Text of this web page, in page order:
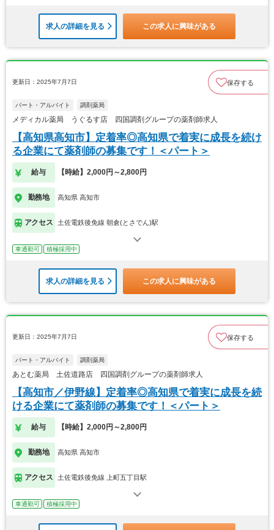
求人の詳細を見る この求人に興味がある
更新日：2025年7月7日 保存する
パート・アルバイト 調剤薬局
メディカル薬局 うぐるす店 四国調剤グループの薬剤師求人
【高知県高知市】定着率◎高知県で着実に成長を続け
る企業にて薬剤師の募集です！＜パート＞
給与 【時給】2,000円～2,800円
勤務地 高知県 高知市
アクセス 土佐電鉄後免線 朝倉(とさでん)駅
車通勤可 積極採用中
求人の詳細を見る この求人に興味がある
更新日：2025年7月7日 保存する
パート・アルバイト 調剤薬局
あとむ薬局 土佐道路店 四国調剤グループの薬剤師求人
【高知市／伊野線】定着率◎高知県で着実に成長を続
ける企業にて薬剤師の募集です！＜パート＞
給与 【時給】2,000円～2,800円
勤務地 高知県 高知市
アクセス 土佐電鉄後免線 上町五丁目駅
車通勤可 積極採用中